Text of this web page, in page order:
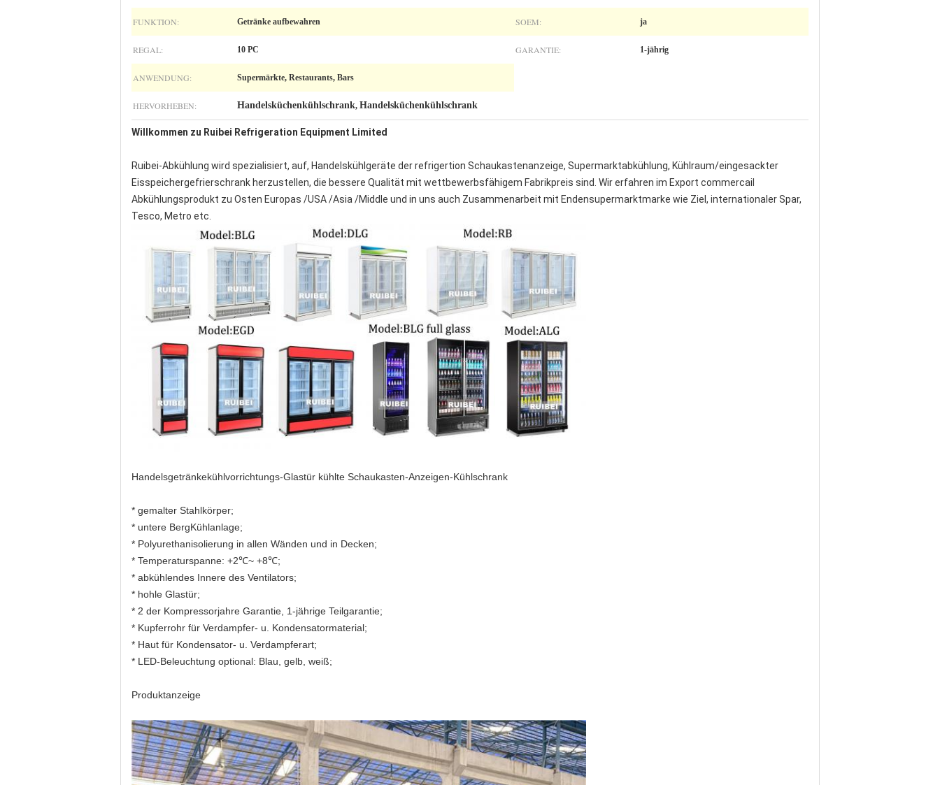
FUNKTION: Getränke aufbewahren SOEM: ja
REGAL: 10 PC GARANTIE: 1-jährig
ANWENDUNG: Supermärkte, Restaurants, Bars
HERVORHEBEN: Handelsküchenkühlschrank, Handelsküchenkühlschrank
Willkommen zu Ruibei Refrigeration Equipment Limited
Ruibei-Abkühlung wird spezialisiert, auf, Handelskühlgeräte der refrigertion Schaukastenanzeige, Supermarktabkühlung, Kühlraum/eingesackter
Eisspeichergefrierschrank herzustellen, die bessere Qualität mit wettbewerbsfähigem Fabrikpreis sind. Wir erfahren im Export commercail
Abkühlungsprodukt zu Osten Europas /USA /Asia /Middle und in uns auch Zusammenarbeit mit Endensupermarktmarke wie Ziel, internationaler Spar,
Tesco, Metro etc.
Handelsgetränkekühlvorrichtungs-Glastür kühlte Schaukasten-Anzeigen-Kühlschrank
* gemalter Stahlkörper;
* untere BergKühlanlage;
* Polyurethanisolierung in allen Wänden und in Decken;
* Temperaturspanne: +2℃~ +8℃;
* abkühlendes Innere des Ventilators;
* hohle Glastür;
* 2 der Kompressorjahre Garantie, 1-jährige Teilgarantie;
* Kupferrohr für Verdampfer- u. Kondensatormaterial;
* Haut für Kondensator- u. Verdampferart;
* LED-Beleuchtung optional: Blau, gelb, weiß;
Produktanzeige